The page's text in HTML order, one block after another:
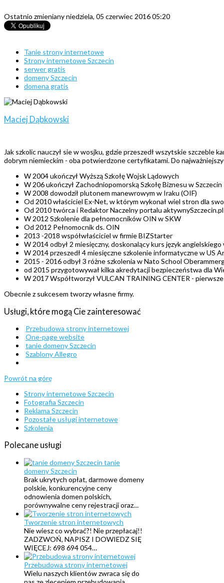
Ostatnio zmieniany niedziela, 05 czerwiec 2016 05:20
Tanie strony internetowe
Strony internetowe Szczecin
serwer gratis
domeny Szczecin
domena gratis
Maciej Dąbkowski
Jak szkolic nauczył sie w wosjku, gdzie przeszedł wszytskie
dobrym niemieckim - oba potwierdzone certyfikatami. Do
W 2004 ukończył Wyższą Szkołę Wojsk Lądowych
W 206 ukończył Zachodniopomorską Szkołę Biznesu w Szczecin
W 2008 dowodził plutonem manewrowym w Iraku (OIF)
Od 2010 właściciel Ex-Net, w którym wykonał wiel stron dla
Od 2010 twórca i Redaktor Naczelny portalu aktywnySzczecin.pl
W 2012 Szkolenie dla pełnomocników OIN w SKW
Od 2012 Pełnomocnik ds. OIN
2013 -2018 współwłaściciel w firmie BIZStarter
W 2014 odbył 2 miesięczny, doskonalący kurs język
W 2014 przeszedł 4 miesięczne szkolenie informatyczne w US
2015 - 2016 odbył 3 różne szkolenia w Nato School
od 2015 przygotowywał kilka akredytacji bezpieczeństwa dla
W 2017 Współtworzył VULCAN TRAINING CENTER -
Obecnie z sukcesem tworzy własne firmy.
Usługi, które mogą Cie zainteresować
Przebudowa strony internetowej
One-page website
tanie domeny Szczecin
Szablony Allegro
Powrót na górę
Strony internetowe Szczecin
Fotografia Szczecin
Reklama Szczecin
Pozostałe usługi internetowe
Szkolenia
Polecane usługi
tanie
domeny Szczecin
Brak ukrytych opłat, darmowe domeny
polskie, konkurencyjne ceny
odnowienia domen polskich,
porównywalne ceny rejestracji oraz…
Tworzenie stron internetowych
Nie wiesz co wybrać?! Nie przepłacaj!!
ZADZWOŃ, NAPISZ I DOWIEDZ SIĘ
WIĘCEJ: 698 694 054…
Przebudowa strony internetowej
Wielu naszych klientów zwraca się do